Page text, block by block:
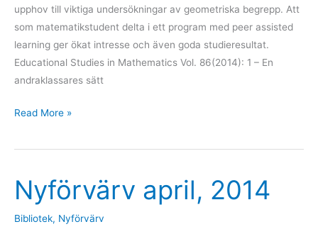
upphov till viktiga undersökningar av geometriska begrepp. Att
som matematikstudent delta i ett program med peer assisted
learning ger ökat intresse och även goda studieresultat.
Educational Studies in Mathematics Vol. 86(2014): 1 – En
andraklassares sätt
Read More »
Nyförvärv april, 2014
Bibliotek, Nyförvärv
Nyförvärv
april,
2014